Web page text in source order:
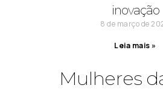
inovação
8 de março de
Leia mais »
Mulheres